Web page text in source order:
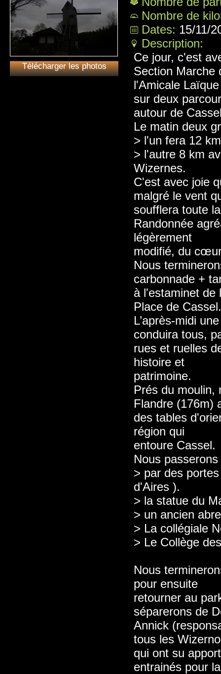
Télécharger les photos
Nombre de
Dates: 15/11/
Description:
Ce jour, c'est
Section Marche
l'Amicale
sur deux
autour de
Le matin deux
> l'un fera 12
> l'autre 8 km
Wizernes.
C'est avec joie
malgré le vent
soufflera toute
Randonnée
légèrement
modifié, du
Nous
carbonnade +
à l'estaminet de
Place de Cassel.
L’après-midi
conduira tous,
rues et ruelles
histoire et
patrimoine.
Prés du moulin,
Flandre (176m)
des tables
région qui
entoure Cassel.
Nous
> par des
d'Aires ).
> la statue du
> un ancien
> La collégiale
> Le Collège
Nous
pour ensuite
retourner au
séparerons de
Annick
tous les
qui ont su
entrainés pour la